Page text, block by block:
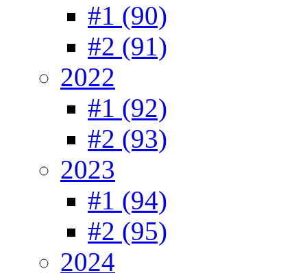
#1 (90)
#2 (91)
2022
#1 (92)
#2 (93)
2023
#1 (94)
#2 (95)
2024